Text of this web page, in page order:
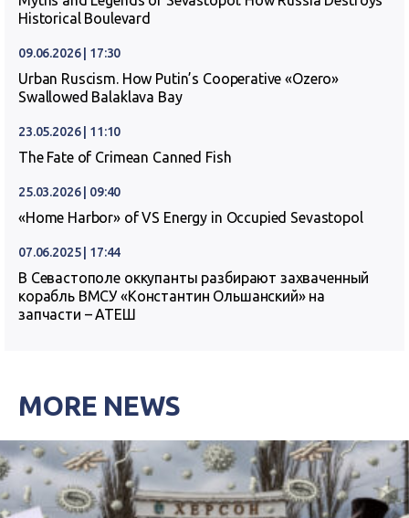
Historical Boulevard
09.06.2026 | 17:30
Urban Ruscism. How Putin’s Cooperative «Ozero»
Swallowed Balaklava Bay
23.05.2026 | 11:10
The Fate of Crimean Canned Fish
25.03.2026 | 09:40
«Home Harbor» of VS Energy in Occupied Sevastopol
07.06.2025 | 17:44
В Севастополе оккупанты разбирают захваченный
корабль ВМСУ «Константин Ольшанский» на
запчасти – АТЕШ
MORE NEWS